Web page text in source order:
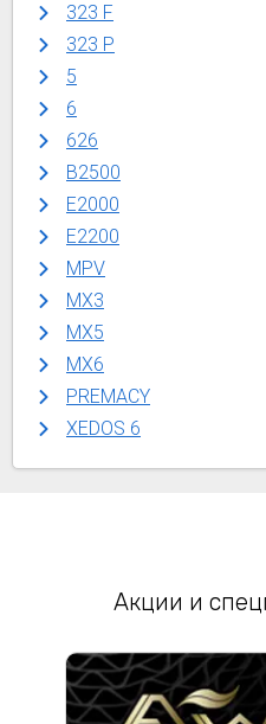
323 F
323 P
5
6
626
B2500
E2000
E2200
MPV
MX3
MX5
MX6
PREMACY
XEDOS 6
Акции и